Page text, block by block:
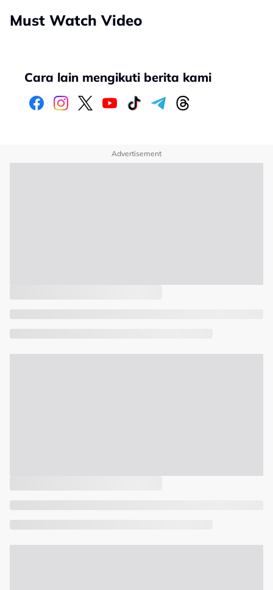
Must Watch Video
Cara lain mengikuti berita kami
Advertisement